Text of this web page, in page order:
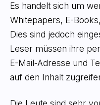
Es handelt sich um
Whitepapers, E-
Dies sind jedoch
Leser müssen ihre
E-Mail-Adresse und
auf den Inhalt